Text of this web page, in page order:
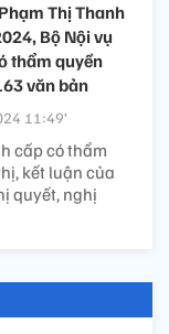
Thị Thanh
Bộ Nội vụ
thẩm quyền
văn bản
11:49’
cấp có thẩm
kết luận của
quyết, nghị